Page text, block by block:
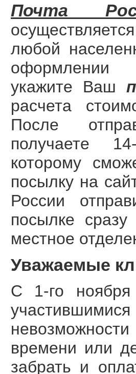
Почта
любой
оформлении
укажите Ваш
расчета
После
получаете
которому
посылку на
России
посылке
местное
Уважаемые
C 1-го
невозможности
времени или
забрать и